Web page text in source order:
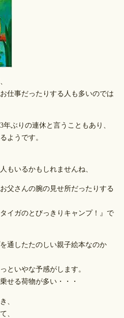
仕事だったりする人も多いのでは
ぶりの連休と言うこともあり、
ようです。
もいるかもしれませんね、
父さんの腕の見せ所だったりする
イガのとびっきりキャンプ！』で
通したたのしい親子絵本なのか
といやな予感がします。
せる荷物が多い・・・
、
、